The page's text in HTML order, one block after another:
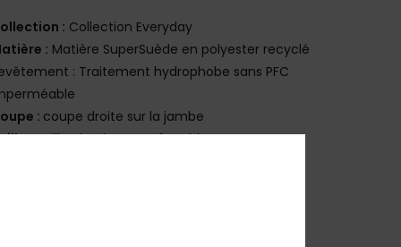
: Collection Everyday
: Matière SuperSuède en polyester recyclé
: Traitement hydrophobe sans PFC
: coupe droite sur la jambe
:Taille classique confortable